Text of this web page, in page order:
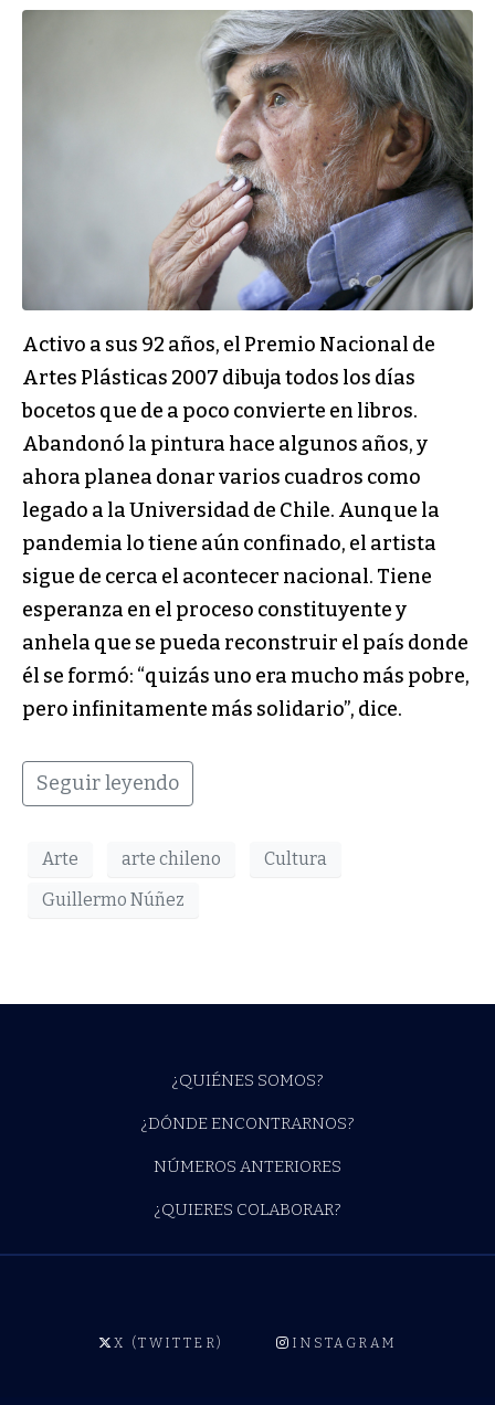
Activo a sus 92 años, el Premio Nacional de
Artes Plásticas 2007 dibuja todos los días
bocetos que de a poco convierte en libros.
Abandonó la pintura hace algunos años, y
ahora planea donar varios cuadros como
legado a la Universidad de Chile. Aunque la
pandemia lo tiene aún confinado, el artista
sigue de cerca el acontecer nacional. Tiene
esperanza en el proceso constituyente y
anhela que se pueda reconstruir el país donde
él se formó: “quizás uno era mucho más pobre,
pero infinitamente más solidario”, dice.
Seguir leyendo
Arte arte chileno
Cultura
Guillermo Núñez
¿QUIÉNES SOMOS?
¿DÓNDE ENCONTRARNOS?
NÚMEROS ANTERIORES
¿QUIERES COLABORAR?
X (TWITTER) INSTAGRAM